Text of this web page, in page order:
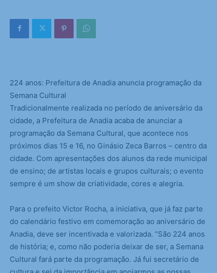
224 anos: Prefeitura de Anadia anuncia programação da
Semana Cultural
Tradicionalmente realizada no período de aniversário da
cidade, a Prefeitura de Anadia acaba de anunciar a
programação da Semana Cultural, que acontece nos
próximos dias 15 e 16, no Ginásio Zeca Barros – centro da
cidade. Com apresentações dos alunos da rede municipal
de ensino; de artistas locais e grupos culturais; o evento
sempre é um show de criatividade, cores e alegria.
Para o prefeito Victor Rocha, a iniciativa, que já faz parte
do calendário festivo em comemoração ao aniversário de
Anadia, deve ser incentivada e valorizada. “São 224 anos
de história; e, como não poderia deixar de ser, a Semana
Cultural fará parte da programação. Já fui secretário de